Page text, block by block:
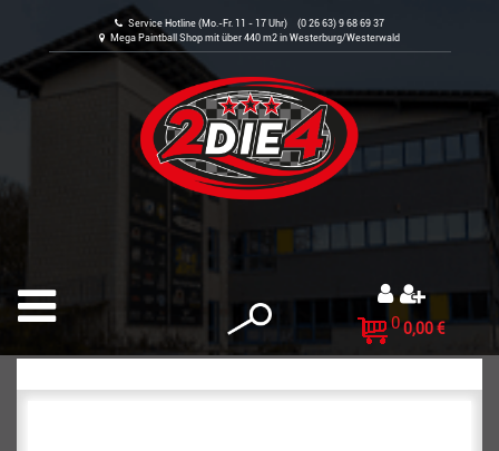
Service Hotline (Mo.-Fr. 11 - 17 Uhr) (0 26 63) 9 68 69 37
Mega Paintball Shop mit über 440 m2 in Westerburg/Westerwald
0 0,00 €